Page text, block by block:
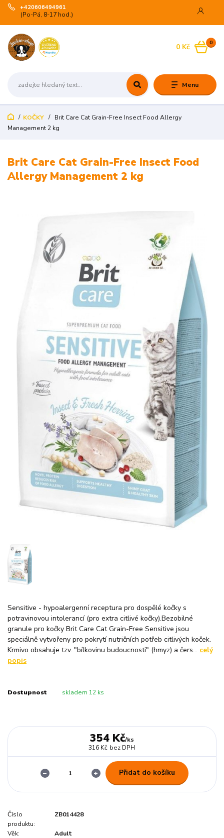
Menu
+420606494961
(Po-Pá, 8-17 hod.)
0
0 Kč
KOČKY
Brit Care Cat Grain-Free Insect Food Allergy
Management 2 kg
Brit Care Cat Grain-Free Insect Food
Allergy Management 2 kg
Sensitive - hypoalergenní receptura pro dospělé kočky s
potravinovou intolerancí (pro extra citlivé kočky).Bezobilné
granule pro kočky Brit Care Cat Grain-Free Sensitive jsou
speciálně vytvořeny pro pokrytí nutričních potřeb citlivých koček.
Krmivo obsahuje tzv. "bílkovinu budoucnosti" (hmyz) a čers... celý
popis
Dostupnost skladem 12 ks
354 Kč/ks
316 Kč bez DPH
Přidat do košíku
Číslo
produktu:
ZB014428
Věk:
Adult